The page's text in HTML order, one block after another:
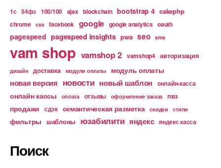
1с 54фз 100/100 ajax blockchain bootstrap 4 cakephp
chrome css facebook google google analytics oauth
pagespeed pagespeed insights pwa seo sms
vam shop vamshop 2 vamshop4 авторизация
дизайн доставка модули оплаты модуль оплаты
новая версия новости новый шаблон онлайн-касса
онлайн кассы оплата отзывы оформление заказа пвз
продажи сдэк семантическая разметка скидки стили
фильтры шаблоны юзабилити яндекс яндекс касса
Поиск